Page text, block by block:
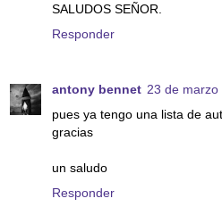
SALUDOS SEÑOR.
Responder
antony bennet 23 de
pues ya tengo una lista de
gracias
un saludo
Responder